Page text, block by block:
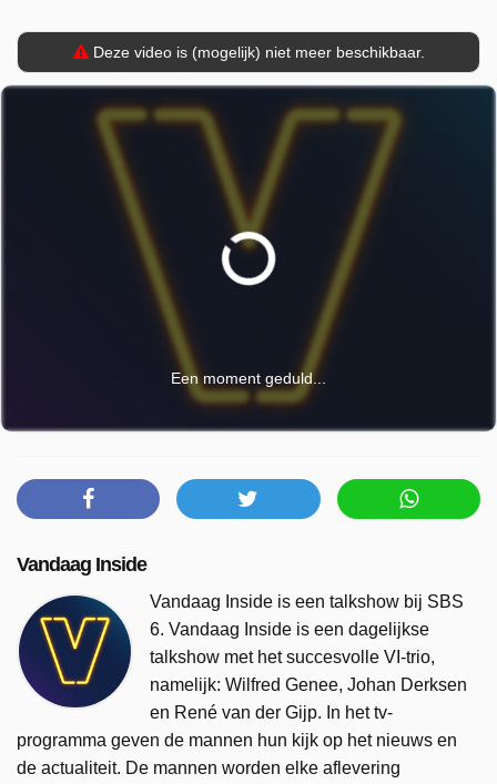
Deze video is (mogelijk) niet meer beschikbaar.
Een moment geduld...
Vandaag Inside
Vandaag Inside is een talkshow bij SBS
6. Vandaag Inside is een dagelijkse
talkshow met het succesvolle VI-trio,
namelijk: Wilfred Genee, Johan Derksen
en René van der Gijp. In het tv-
programma geven de mannen hun kijk op het nieuws en
de actualiteit. De mannen worden elke aflevering